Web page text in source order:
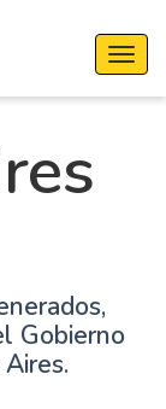
Gobierno